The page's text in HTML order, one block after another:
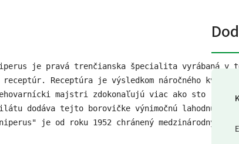
je pravá trenčianska špecialita vyrábaná v
Receptúra je výsledkom náročného
majstri zdokonaľujú viac ako sto
dodáva tejto borovičke výnimočnú lahodnú
je od roku 1952 chránený medzinárodným